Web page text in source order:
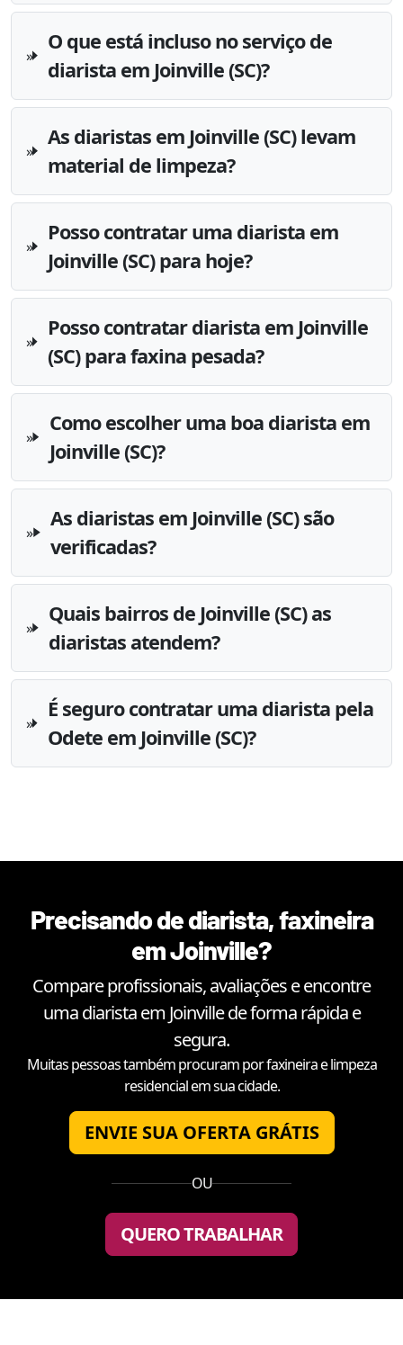
O que está incluso no serviço de
diarista em Joinville (SC)?
As diaristas em Joinville (SC) levam
material de limpeza?
Posso contratar uma diarista em
Joinville (SC) para hoje?
Posso contratar diarista em Joinville
(SC) para faxina pesada?
Como escolher uma boa diarista em
Joinville (SC)?
As diaristas em Joinville (SC) são
verificadas?
Quais bairros de Joinville (SC) as
diaristas atendem?
É seguro contratar uma diarista pela
Odete em Joinville (SC)?
Precisando de diarista, faxineira
emJoinville?
Compare profissionais, avaliações e encontre
uma diarista em Joinvillede forma rápida e
segura.
Muitas pessoas também procuram por faxineira e limpeza
residencial em sua cidade.
ENVIE SUA OFERTA GRÁTIS
OU
QUERO TRABALHAR